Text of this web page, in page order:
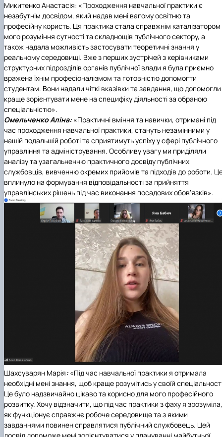
Микитенко Анастасія: «Проходження навчальної практики є
незабутнім досвідом, який надав мені вагому освітню та
професійну користь. Ця практика стала справжнім каталізатором
мого розуміння сутності та складнощів публічного сектору, а
також надала можливість застосувати теоретичні знання у
реальному середовищі. Вже з перших зустрічей з керівниками
структурних підрозділів органів публічної влади я була приємно
вражена їхнім професіоналізмом та готовністю допомогти
студентам. Вони надали чіткі вказівки та завдання, що допомогли
краще зорієнтувати мене на специфіку діяльності за обраною
спеціальністю».
Омельченко Аліна: «Практичні вміння та навички, отримані під
час проходження навчальної практики, стануть незамінними у
нашій подальшій роботі та сприятимуть успіху у сфері публічного
управління та адміністрування. Особливу увагу ми приділяли
аналізу та узагальненню практичного досвіду публічних
службовців, вивченню окремих прийомів та підходів до роботи.
вплинуло на формування відповідальності за прийняття
управлінських рішень під час виконання посадових обов’язків».
Шахсуварян Марія: «Під час навчальної практики я отримала
необхідні мені знання, щоб краще розумітись у своїй
Це було надзвичайно цікаво та корисно для мого професійного
розвитку. Хочу відзначити, що під час практики з фаху я зрозуміла,
як функціонує справжнє робоче середовище та з якими
завданнями повинен справлятися публічний службовець. Цей